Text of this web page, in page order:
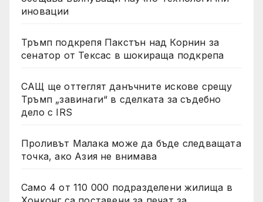
иновации
Тръмп подкрепя Пакстън над Корнин за
сенатор от Тексас в шокираща подкрепа
САЩ ще оттеглят данъчните искове срещу
Тръмп „завинаги“ в сделката за съдебно
дело с IRS
Проливът Малака може да бъде следващата
точка, ако Азия не внимава
Само 4 от 110 000 подразделени жилища в